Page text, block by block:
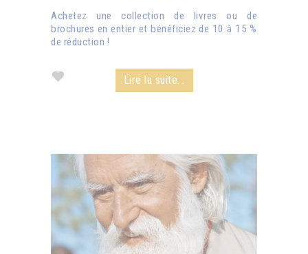
Achetez une collection de livres ou de
brochures en entier et bénéficiez de 10 à 15 %
de réduction !
Lire la suite...